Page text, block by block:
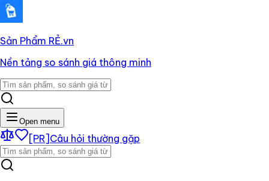
Sản Phẩm RẺ.vn
Nền tảng so sánh giá thông minh
Open menu
[PR] Câu hỏi thường gặp